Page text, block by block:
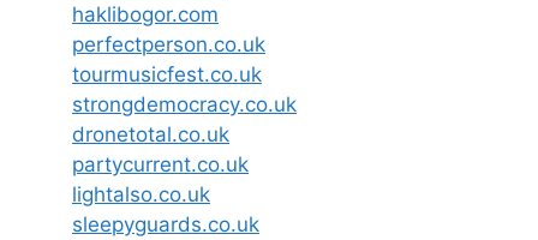
haklibogor.com
perfectperson.co.uk
tourmusicfest.co.uk
strongdemocracy.co.uk
dronetotal.co.uk
partycurrent.co.uk
lightalso.co.uk
sleepyguards.co.uk